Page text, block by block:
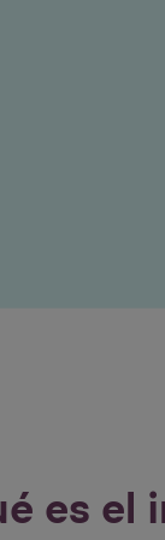
es el